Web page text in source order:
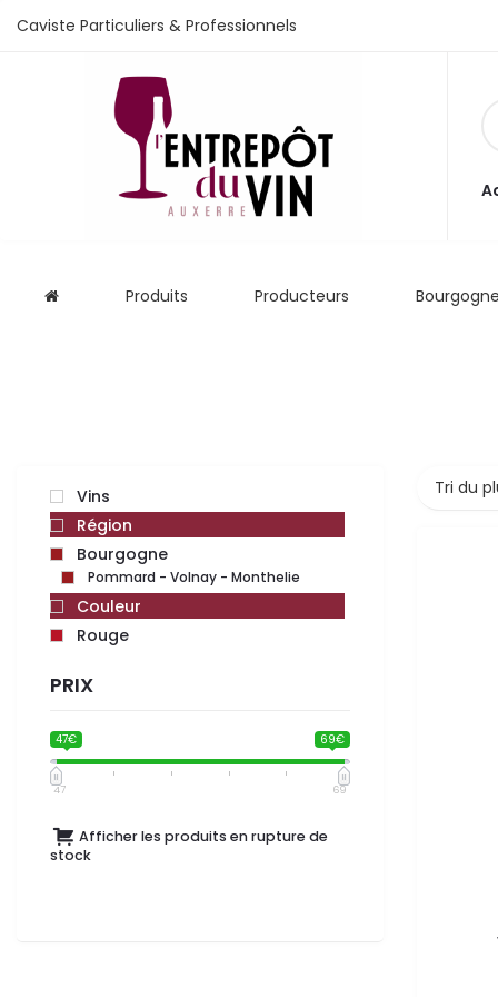
Caviste Particuliers & Professionnels
Produits Producteurs
Tri du
Vins
Région
Bourgogne
Pommard - Volnay - Monthelie
Couleur
Rouge
PRIX
47€ 69€
47 69
Afficher les produits en rupture de
stock